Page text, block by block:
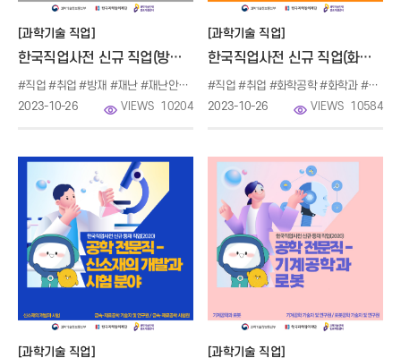
[과학기술 직업]
한국직업사전 신규 직업(방재 안전 분야)
#직업 #취업 #방재 #재난 #재난안전 #연구실안전
2023-10-26
VIEWS 10204
[과학기술 직업]
한국직업사전 신규 직업(화학과 식품)
#직업 #취업 #화학공학 #화학과 #식품공학 #식품영양학 #바이오
2023-10-26
VIEWS 10584
[과학기술 직업] [과학기술 직업]